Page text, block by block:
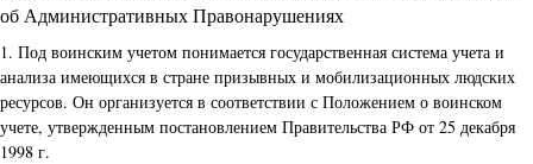
об Административных Правонарушениях
1. Под воинским учетом понимается государственная система учета и
анализа имеющихся в стране призывных и мобилизационных людских
ресурсов. Он организуется в соответствии с Положением о воинском
учете, утвержденным постановлением Правительства РФ от 25 декабря
1998 г.